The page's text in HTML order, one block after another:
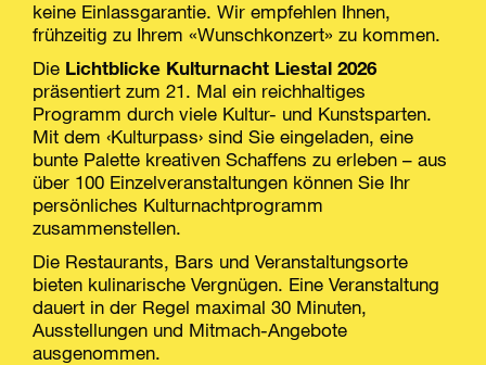
keine Einlassgarantie. Wir empfehlen Ihnen,
frühzeitig zu Ihrem «Wunschkonzert» zu kommen.
Die Lichtblicke Kulturnacht Liestal 2026
präsentiert zum 21. Mal ein reichhaltiges
Programm durch viele Kultur- und Kunstsparten.
Mit dem ‹Kulturpass› sind Sie eingeladen, eine
bunte Palette kreativen Schaffens zu erleben – aus
über 100 Einzelveranstaltungen können Sie Ihr
persönliches Kulturnachtprogramm
zusammenstellen.
Die Restaurants, Bars und Veranstaltungsorte
bieten kulinarische Vergnügen. Eine Veranstaltung
dauert in der Regel maximal 30 Minuten,
Ausstellungen und Mitmach-Angebote
ausgenommen.